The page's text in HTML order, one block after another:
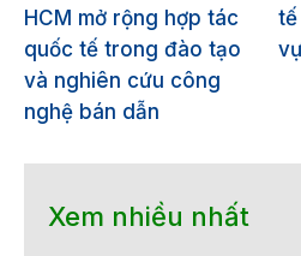
HCM mở rộng hợp tác
quốc tế trong đào tạo
và nghiên cứu công
nghệ bán dẫn
Xem nhiều nhất